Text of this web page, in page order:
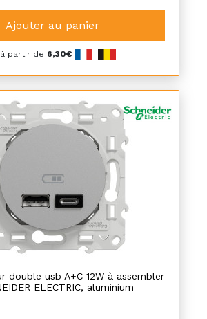
Ajouter au panier
partir de 6,30€
double usb A+C 12W à assembler
ELECTRIC, aluminium